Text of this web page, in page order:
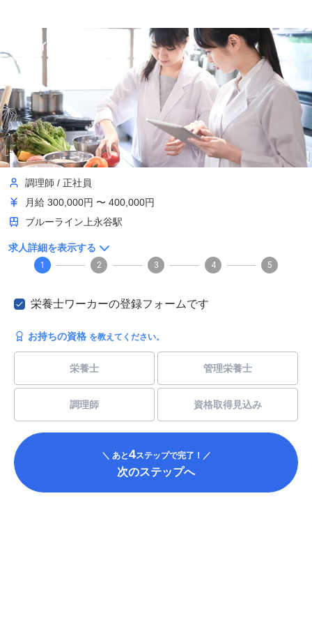
東條ウイメンズホスピタル
調理師 / 正社員
月給 300,000円 〜 400,000円
ブルーライン上永谷駅
求人詳細を表示する
1 2 3 4 5
栄養士ワーカーの登録フォームです
お持ちの資格 を教えてください。
栄養士 管理栄養士
調理師 資格取得見込み
＼ あと4ステップで完了！／
次のステップへ